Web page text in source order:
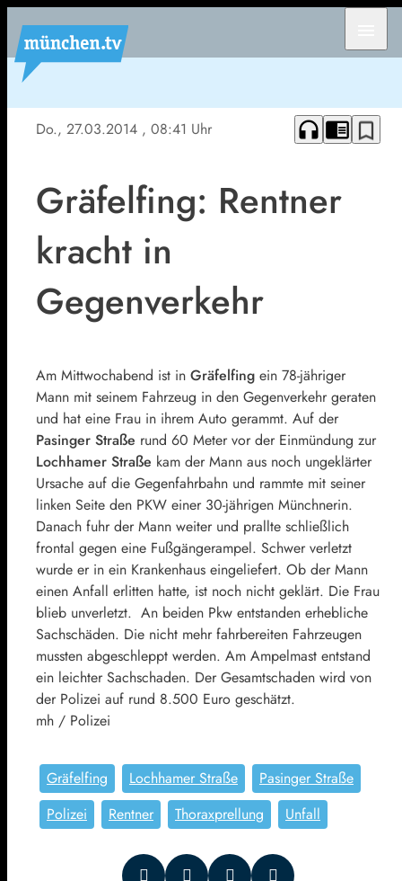
Do., 27.03.2014 , 08:41 Uhr headphones chrome_reader_mode bookmark_border
Gräfelfing: Rentner
kracht in
Gegenverkehr
Am Mittwochabend ist in Gräfelfing ein 78-jähriger
Mann mit seinem Fahrzeug in den Gegenverkehr geraten
und hat eine Frau in ihrem Auto gerammt. Auf der
Pasinger Straße rund 60 Meter vor der Einmündung zur
Lochhamer Straße kam der Mann aus noch ungeklärter
Ursache auf die Gegenfahrbahn und rammte mit seiner
linken Seite den PKW einer 30-jährigen Münchnerin.
Danach fuhr der Mann weiter und prallte schließlich
frontal gegen eine Fußgängerampel. Schwer verletzt
wurde er in ein Krankenhaus eingeliefert. Ob der Mann
einen Anfall erlitten hatte, ist noch nicht geklärt. Die Frau
blieb unverletzt. An beiden Pkw entstanden erhebliche
Sachschäden. Die nicht mehr fahrbereiten Fahrzeugen
mussten abgeschleppt werden. Am Ampelmast entstand
ein leichter Sachschaden. Der Gesamtschaden wird von
der Polizei auf rund 8.500 Euro geschätzt.
mh / Polizei
Gräfelfing Lochhamer Straße
Pasinger Straße
Polizei
Rentner Thoraxprellung Unfall